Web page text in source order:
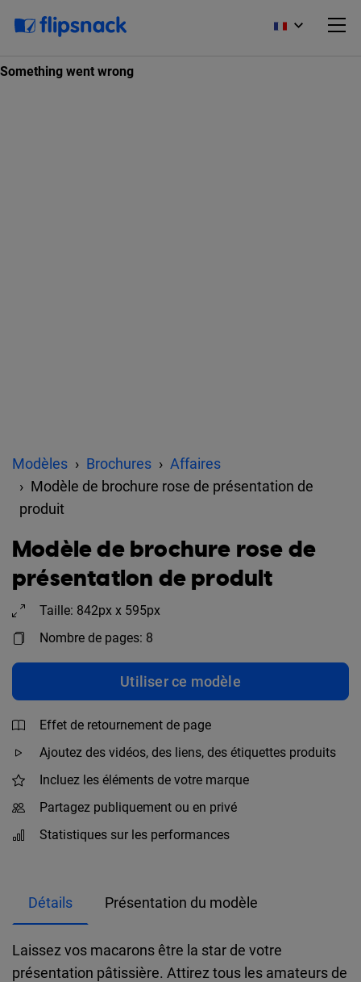
Modèles Brochures
Affaires
Modèle de brochure rose de présentation de
produit
Modèle de brochure rose de
présentation de produit
Taille: 842px x 595px
Nombre de pages: 8
Utiliser ce modèle
Effet de retournement de page
Ajoutez des vidéos, des liens, des étiquettes produits
Incluez les éléments de votre marque
Partagez publiquement ou en privé
Statistiques sur les performances
Détails Présentation du modèle
Laissez vos macarons être la star de votre
présentation pâtissière. Attirez tous les amateurs de